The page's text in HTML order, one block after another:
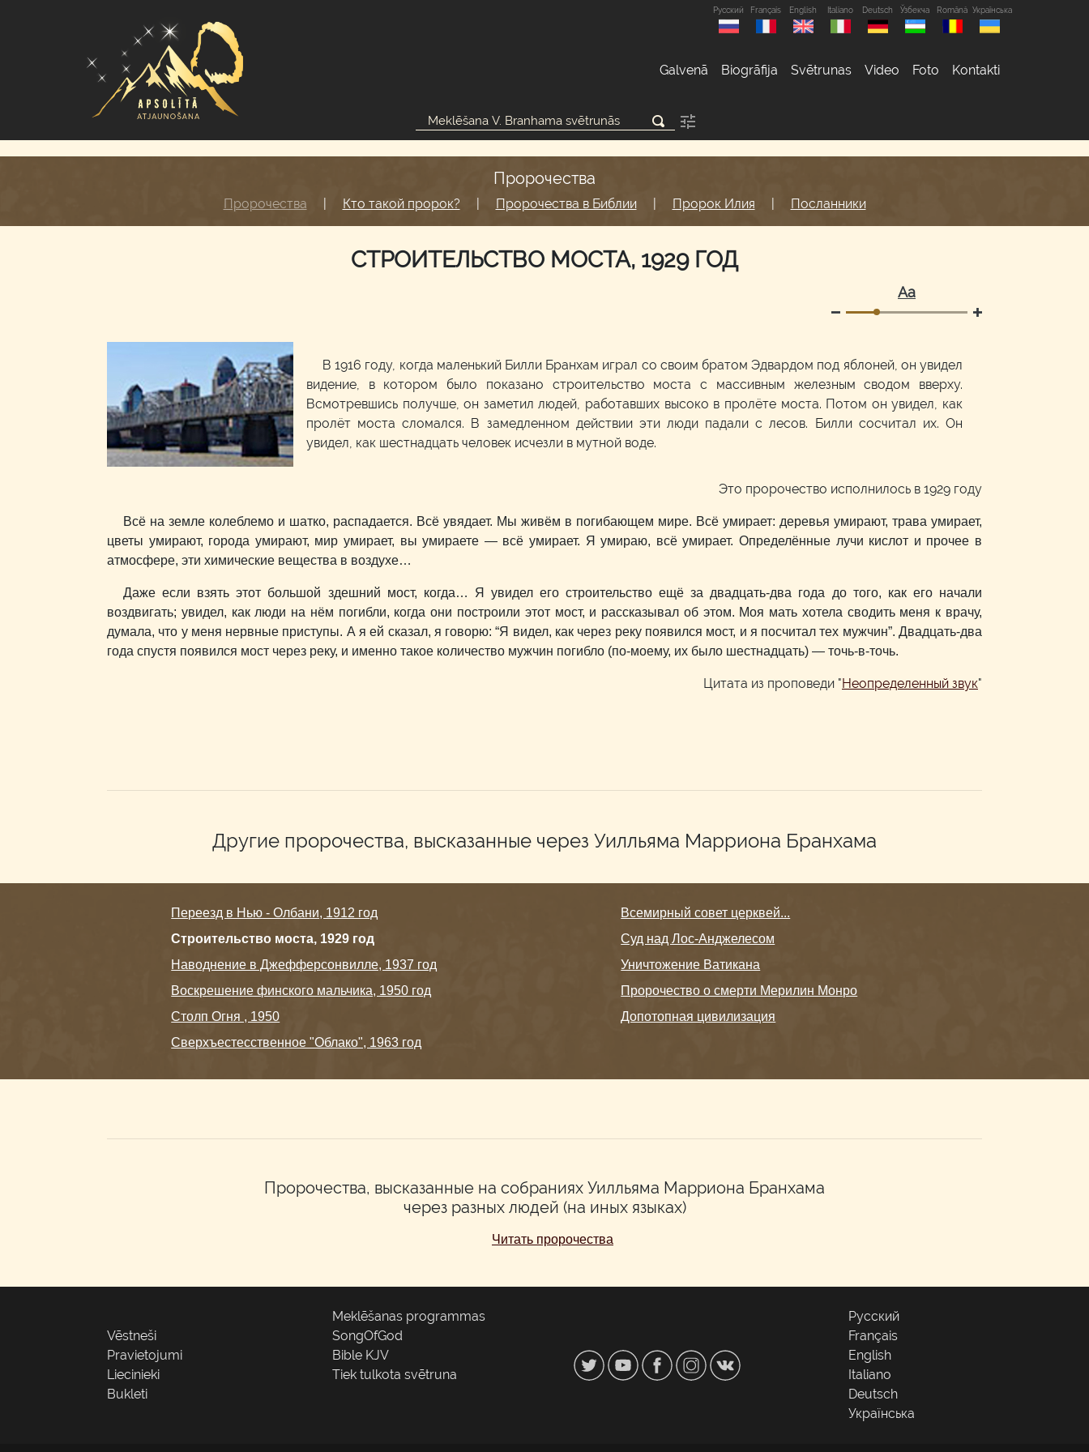
Русский Français English Italiano Deutsch Ўзбекча Română Українська
Galvenā Biogrāfija Svētrunas Video Foto Kontakti
Пророчества
Пророчества Кто такой пророк? Пророчества в Библии Пророк Илия Посланники
СТРОИТЕЛЬСТВО МОСТА, 1929 ГОД
Аа
В 1916 году, когда маленький Билли Бранхам играл со своим братом Эдвардом под яблоней, он увидел
видение, в котором было показано строительство моста с массивным железным сводом вверху.
Всмотревшись получше, он заметил людей, работавших высоко в пролёте моста. Потом он увидел, как
пролёт моста сломался. В замедленном действии эти люди падали с лесов. Билли сосчитал их. Он
увидел, как шестнадцать человек исчезли в мутной воде.
Это пророчество исполнилось в 1929 году
Всё на земле колеблемо и шатко, распадается. Всё увядает. Мы живём в погибающем мире. Всё умирает: деревья умирают, трава умирает,
цветы умирают, города умирают, мир умирает, вы умираете — всё умирает. Я умираю, всё умирает. Определённые лучи кислот и прочее в
атмосфере, эти химические вещества в воздухе…
Даже если взять этот большой здешний мост, когда… Я увидел его строительство ещё за двадцать-два года до того, как его начали
воздвигать; увидел, как люди на нём погибли, когда они построили этот мост, и рассказывал об этом. Моя мать хотела сводить меня к врачу,
думала, что у меня нервные приступы. А я ей сказал, я говорю: “Я видел, как через реку появился мост, и я посчитал тех мужчин”. Двадцать-два
года спустя появился мост через реку, и именно такое количество мужчин погибло (по-моему, их было шестнадцать) — точь-в-точь.
Цитата из проповеди "Неопределенный звук"
Другие пророчества, высказанные через Уилльяма Марриона Бранхама
Переезд в Нью - Олбани, 1912 год
Всемирный совет церквей...
Строительство моста, 1929 год
Суд над Лос-Анджелесом
Наводнение в Джефферсонвилле, 1937 год
Уничтожение Ватикана
Воскрешение финского мальчика, 1950 год
Пророчество о смерти Мерилин Монро
Столп Огня , 1950
Допотопная цивилизация
Сверхъестесственное "Облако", 1963 год
Пророчества, высказанные на собраниях Уилльяма Марриона Бранхама
через разных людей (на иных языках)
Читать пророчества
Vēstneši
Pravietojumi
Liecinieki
Bukleti
Meklēšanas programmas
SongOfGod
Bible KJV
Tiek tulkota svētruna
Русский
Français
English
Italiano
Deutsch
Українська